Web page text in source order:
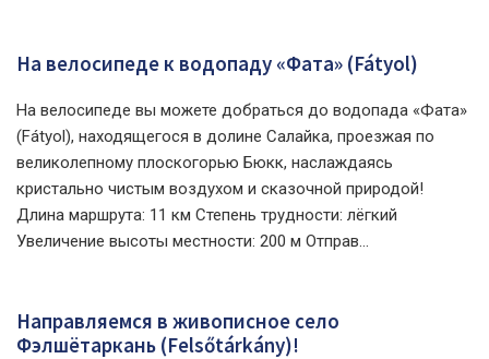
На велосипеде к водопаду «Фата» (Fátyol)
На велосипеде вы можете добраться до водопада «Фата»
(Fátyol), находящегося в долине Салайка, проезжая по
великолепному плоскогорью Бюкк, наслаждаясь
кристально чистым воздухом и сказочной природой!
Длина маршрута: 11 км Степень трудности: лёгкий
Увеличение высоты местности: 200 м Отправ...
Направляемся в живописное село
Фэлшётаркань (Felsőtárkány)!